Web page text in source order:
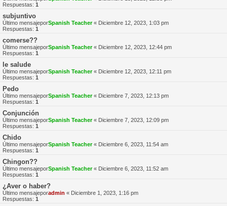
Respuestas: 1
subjuntivo
Último mensajeporSpanish Teacher« Diciembre 12, 2023, 1:03 pm
Respuestas: 1
comerse??
Último mensajeporSpanish Teacher« Diciembre 12, 2023, 12:44 pm
Respuestas: 1
le salude
Último mensajeporSpanish Teacher« Diciembre 12, 2023, 12:11 pm
Respuestas: 1
Pedo
Último mensajeporSpanish Teacher« Diciembre 7, 2023, 12:13 pm
Respuestas: 1
Conjunción
Último mensajeporSpanish Teacher« Diciembre 7, 2023, 12:09 pm
Respuestas: 1
Chido
Último mensajeporSpanish Teacher« Diciembre 6, 2023, 11:54 am
Respuestas: 1
Chingon??
Último mensajeporSpanish Teacher« Diciembre 6, 2023, 11:52 am
Respuestas: 1
¿Aver o haber?
Último mensajeporadmin « Diciembre 1, 2023, 1:16 pm
Respuestas: 1